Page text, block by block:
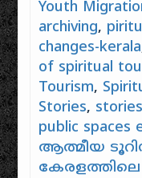
Youth
archiving,
changes-kerala
of spiritual
Tourism,
Stories,
public spaces
ആത്മീയ